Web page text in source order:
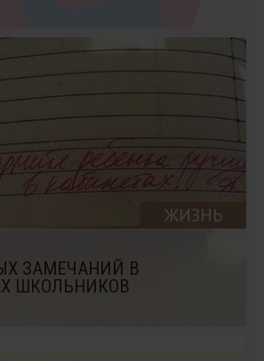
ЖИЗНЬ
ЗАМЕЧАНИЙ В
ШКОЛЬНИКОВ